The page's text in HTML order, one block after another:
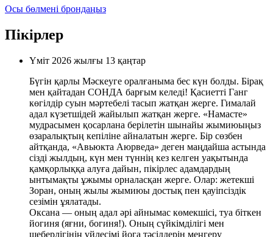
Осы бөлмені брондаңыз
Пікірлер
Үміт 2026 жылғы 13 қаңтар
Бүгін қарлы Мәскеуге оралғаныма бес күн болды. Бірақ
мен қайтадан СОНДА барғым келеді! Қасиетті Ганг
көгілдір суын мәртебелі тасып жатқан жерге. Гималай
адал күзетшідей жайылып жатқан жерге. «Намасте»
мудрасымен қосарлана берілетін шынайы жымиюыңыз
өзаралықтың кепіліне айналатын жерге. Бір сөзбен
айтқанда, «Авьюкта Аюрведа» деген маңдайша астында
сізді жылдың, күн мен түннің кез келген уақытында
қамқорлыққа алуға дайын, пікірлес адамдардың
ынтымақты ұжымы орналасқан жерге. Олар: жетекші
Зоран, оның жылы жымиюы достық пен қауіпсіздік
сезімін ұялатады.
Оксана — оның адал әрі айнымас көмекшісі, туа біткен
йогиня (яғни, богиня!). Оның сүйкімділігі мен
шеберлігінің үйлесімі йога тәсілдерін меңгеру